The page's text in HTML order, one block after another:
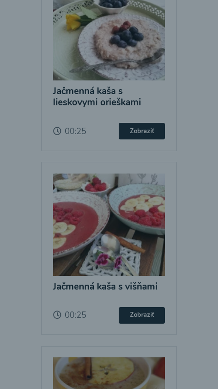
Jačmenná kaša s
lieskovymi orieškami
00:25 Zobraziť
Jačmenná kaša s višňami
00:25 Zobraziť